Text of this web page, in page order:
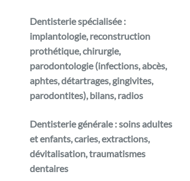
Dentisterie spécialisée :
implantologie, reconstruction
prothétique, chirurgie,
parodontologie (infections, abcès,
aphtes, détartrages, gingivites,
parodontites), bilans, radios
Dentisterie générale : soins adultes
et enfants, caries, extractions,
dévitalisation, traumatismes
dentaires